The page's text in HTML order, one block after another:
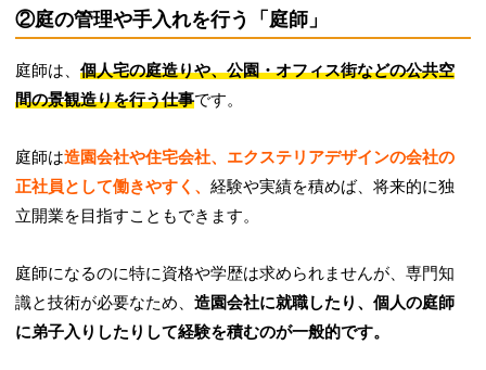
②庭の管理や手入れを行う「庭師」
庭師は、個人宅の庭造りや、公園・オフィス街などの公共空
間の景観造りを行う仕事です。
庭師は造園会社や住宅会社、エクステリアデザインの会社の
正社員として働きやすく、経験や実績を積めば、将来的に独
立開業を目指すこともできます。
庭師になるのに特に資格や学歴は求められませんが、専門知
識と技術が必要なため、造園会社に就職したり、個人の庭師
に弟子入りしたりして経験を積むのが一般的です。